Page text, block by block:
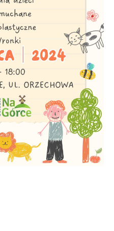
prezentowania Ci naszych
Twoich upodobań oraz
przeglądanej witryny
mogą pojawić się na
firm będących naszymi
usług. Firmy te działają
nasze treści w
mediów